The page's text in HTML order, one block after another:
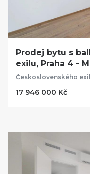
Prodej bytu s
exilu, Praha 4 -
Československého
17 946 000 Kč